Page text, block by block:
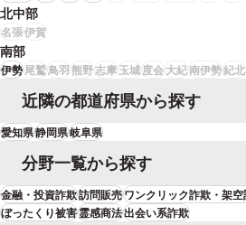
北中部
名張伊賀
南部
伊勢尾鷲鳥羽熊野志摩玉城度会大紀南伊勢紀北
近隣の都道府県から探す
愛知県静岡県岐阜県
分野一覧から探す
金融・投資詐欺訪問販売ワンクリック詐欺・架
ぼったくり被害霊感商法出会い系詐欺